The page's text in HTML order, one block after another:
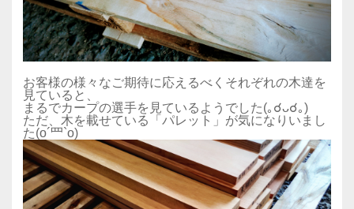
お客様の様々なご期待に応えるべくそれぞれの木達を
見ていると、
まるでカープの選手を見ているようでした(｡☌ᴗ☌｡)
ただ、木を載せている「パレット」が気になりいまし
た(o´罒`o)